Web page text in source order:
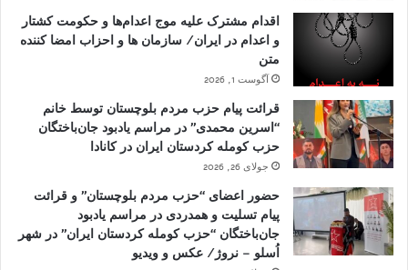
اقدام مشترک علیه موج اعدام‌ها و حکومت کشتار
و اعدام در ایران/ سازمان ها و احزاب امضا کننده
متن
آگوست 1, 2026
قرائت پیام حزب مردم بلوچستان توسط خانم
“اسرین محمدی” در مراسم یادبود جان‌باختگان
حزب کومله کردستان ایران در کانادا
جولای 26, 2026
حضور اعضای “حزب مردم بلوچستان” و قرائت
پیام تسلیت و همدردی در مراسم یادبود
جان‌باختگان “حزب کومله کردستان ایران” در شهر
اُسلو – نروژ/ عکس و ویدیو